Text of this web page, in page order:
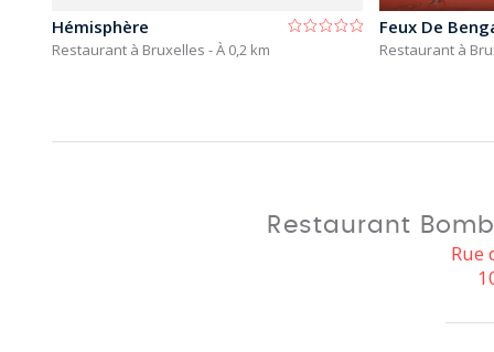
Hémisphère
Restaurant à Bruxelles - À 0,2 km
Feux De
Restaurant à
Restaurant
Rue